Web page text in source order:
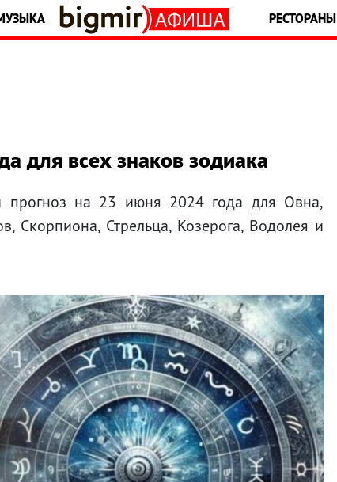
РЕСТОРАНЫ
для всех знаков зодиака
прогноз на 23 июня 2024 года для Овна,
Скорпиона, Стрельца, Козерога, Водолея и